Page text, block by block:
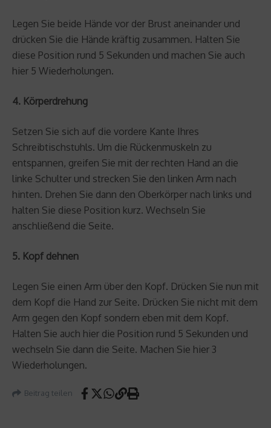
Legen Sie beide Hände vor der Brust aneinander und
drücken Sie die Hände kräftig zusammen. Halten Sie
diese Position rund 5 Sekunden und machen Sie auch
hier 5 Wiederholungen.
4. Körperdrehung
Setzen Sie sich auf die vordere Kante Ihres
Schreibtischstuhls. Um die Rückenmuskeln zu
entspannen, greifen Sie mit der rechten Hand an die
linke Schulter und strecken Sie den linken Arm nach
hinten. Drehen Sie dann den Oberkörper nach links und
halten Sie diese Position kurz. Wechseln Sie
anschließend die Seite.
5. Kopf dehnen
Legen Sie einen Arm über den Kopf. Drücken Sie nun mit
dem Kopf die Hand zur Seite. Drücken Sie nicht mit dem
Arm gegen den Kopf sondern eben mit dem Kopf.
Halten Sie auch hier die Position rund 5 Sekunden und
wechseln Sie dann die Seite. Machen Sie hier 3
Wiederholungen.
Beitrag teilen